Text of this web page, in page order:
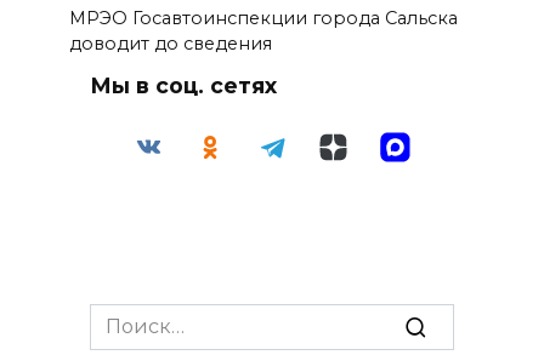
МРЭО Госавтоинспекции города Сальска
доводит до сведения
Мы в соц. сетях
Search
for: